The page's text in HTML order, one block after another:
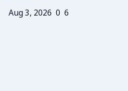
Aug 3, 2026 0 6